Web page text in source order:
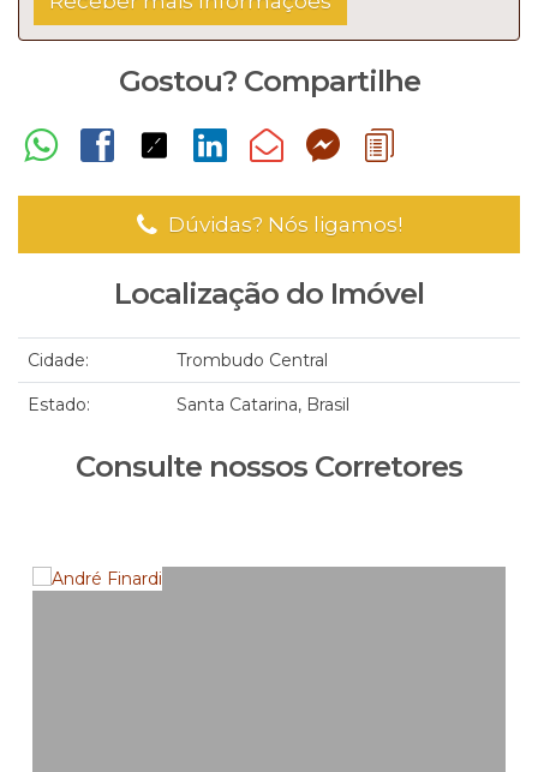
Gostou? Compartilhe
Dúvidas? Nós ligamos!
Localização do Imóvel
Cidade: Trombudo Central
Estado: Santa Catarina, Brasil
Consulte nossos Corretores